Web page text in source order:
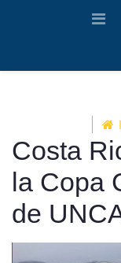
Costa
la Copa
de